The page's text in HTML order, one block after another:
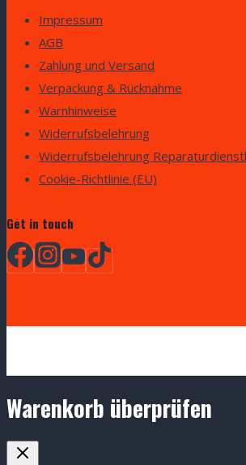
Impressum
AGB
Zahlung und Versand
Verpackung & Rücknahme
Warnhinweise
Widerrufsbelehrung
Widerrufsbelehrung
Cookie-Richtlinie (EU)
Get in touch
Warenkorb überprüfen